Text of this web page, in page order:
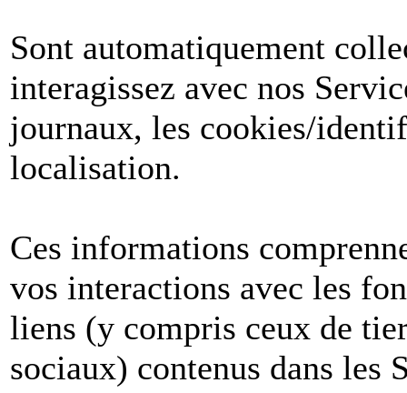
Sont automatiquement
interagissez avec nos
journaux, les cookies/
localisation.
Ces informations
vos interactions avec les
liens (y compris ceux de
sociaux) contenus dans les